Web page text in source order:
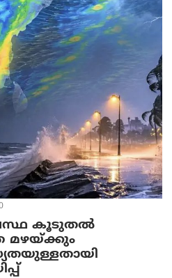
കൂടുതൽ
മഴയ്ക്കും